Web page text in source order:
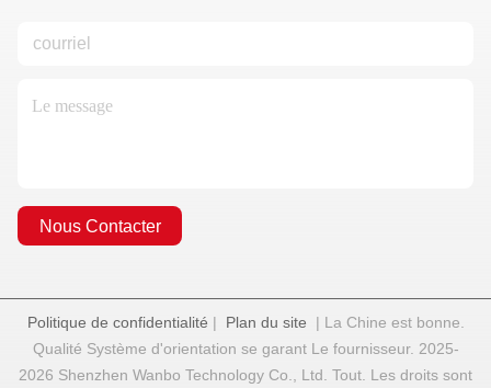
Nous Contacter
Politique de confidentialité | Plan du site | La Chine est bonne.
Qualité Système d'orientation se garant Le fournisseur. 2025-
2026 Shenzhen Wanbo Technology Co., Ltd. Tout. Les droits sont